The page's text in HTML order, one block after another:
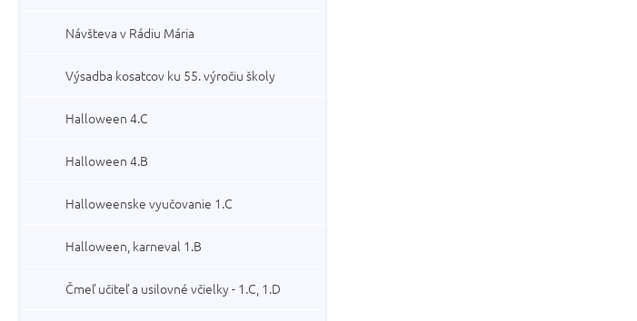
Návšteva v Rádiu Mária
Výsadba kosatcov ku 55. výročiu školy
Halloween 4.C
Halloween 4.B
Halloweenske vyučovanie 1.C
Halloween, karneval 1.B
Čmeľ učiteľ a usilovné včielky - 1.C, 1.D